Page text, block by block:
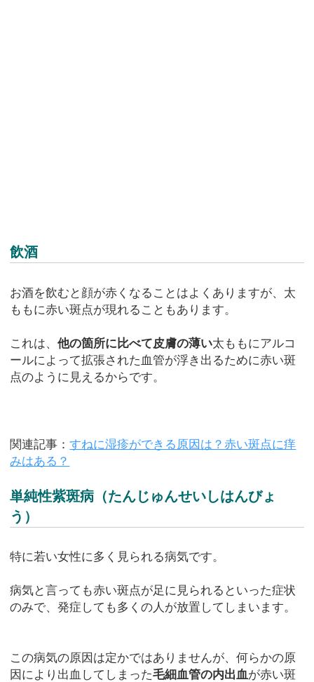
飲酒
お酒を飲むと顔が赤くなることはよくありますが、太
ももに赤い斑点が現れることもあります。
これは、他の箇所に比べて皮膚の薄い太ももにアルコ
ールによって拡張された血管が浮き出るために赤い斑
点のように見えるからです。
関連記事：すねに湿疹ができる原因は？赤い斑点に痒
みはある？
単純性紫斑病（たんじゅんせいしはんびょ
う）
特に若い女性に多く見られる病気です。
病気と言っても赤い斑点が足に見られるといった症状
のみで、発症しても多くの人が放置してしまいます。
この病気の原因は定かではありませんが、何らかの原
因により出血してしまった毛細血管の内出血が赤い斑